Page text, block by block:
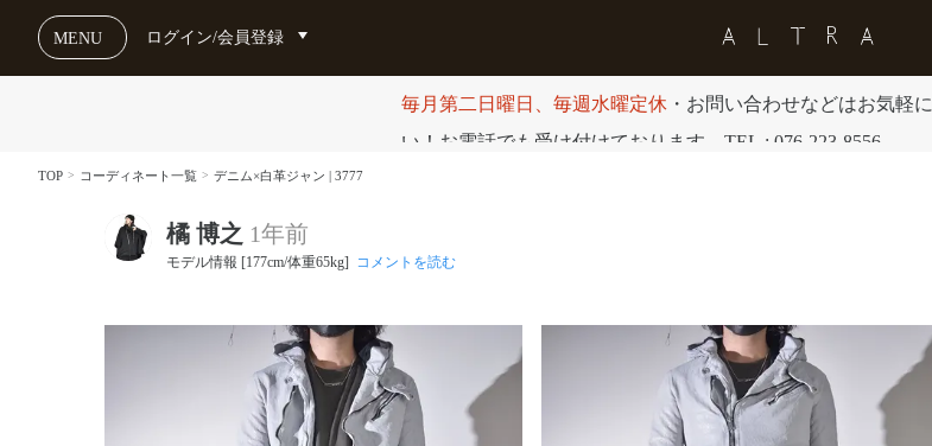
MENU ログイン/会員登録
毎月第二日曜日、毎週水曜定休 ・お問い合わせなどはお気軽に
い！お電話でも受け付けております。TEL : 076-223-8556
TOP コーディネート一覧 デニム×白革ジャン | 3777
橘 博之 1年前
モデル情報 [177cm/体重65kg] コメントを読む